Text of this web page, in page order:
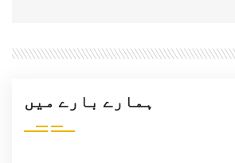
ہمارے بارے میں